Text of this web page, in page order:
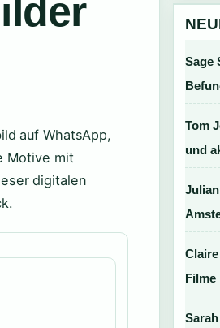
auf WhatsApp,
Motive mit
digitalen
Sage
Tom
und
Filme